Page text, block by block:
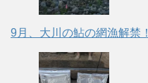
9月、大川の鮎の網漁解禁！